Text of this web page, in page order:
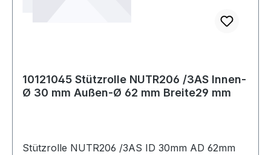
10121045 Stützrolle NUTR206 /3AS Innen-
Ø 30 mm Außen-Ø 62 mm Breite29 mm
Stützrolle NUTR206 /3AS ID 30mm AD 62mm